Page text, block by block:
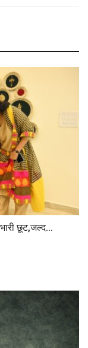
छूट,जल्द...